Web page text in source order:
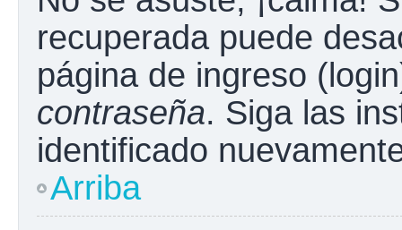
recuperada puede
página de ingreso
contraseña. Siga las
identificado
Arriba